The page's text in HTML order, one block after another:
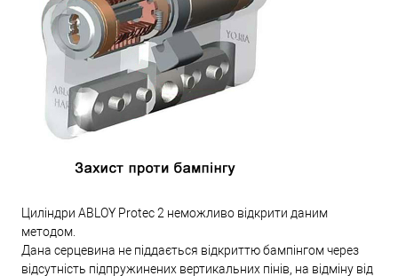
Циліндри ABLOY Protec 2 неможливо відкрити даним
методом.
Дана серцевина не піддається відкриттю бампінгом через
відсутність підпружинених вертикальних пінів, на відміну від